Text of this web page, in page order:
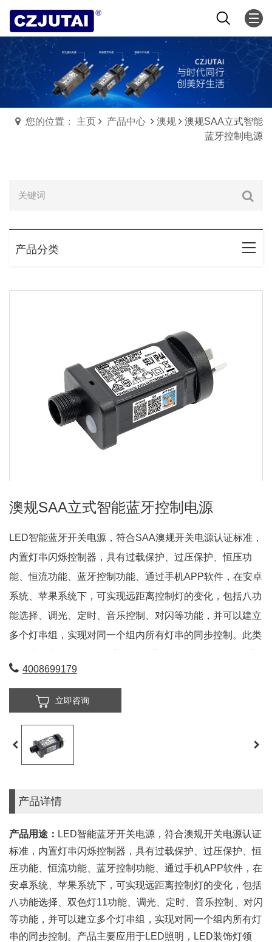
您的位置： 主页 产品中心 澳规
澳规SAA立式智能
蓝牙控制电源
产品分类
澳规SAA立式智能蓝牙控制电源
LED智能蓝牙开关电源，符合SAA澳规开关电源认证标准，
内置灯串闪烁控制器，具有过载保护、过压保护、恒压功
能、恒流功能、蓝牙控制功能、通过手机APP软件，在安卓
系统、苹果系统下，可实现远距离控制灯的变化，包括八功
能选择、调光、定时、音乐控制、对闪等功能，并可以建立
多个灯串组，实现对同一个组内所有灯串的同步控制。此类
牙电源等。
4008699179
立即咨询
产品详情
产品用途： LED智能蓝牙开关电源，符合澳规开关电源认证
标准，内置灯串闪烁控制器，具有过载保护、过压保护、恒
压功能、恒流功能、蓝牙控制功能、通过手机APP软件，在
安卓系统、苹果系统下，可实现远距离控制灯的变化，包括
八功能选择、双色灯11功能、调光、定时、音乐控制、对闪
等功能，并可以建立多个灯串组，实现对同一个组内所有灯
串的同步控制。产品主要应用于LED照明，LED装饰灯领